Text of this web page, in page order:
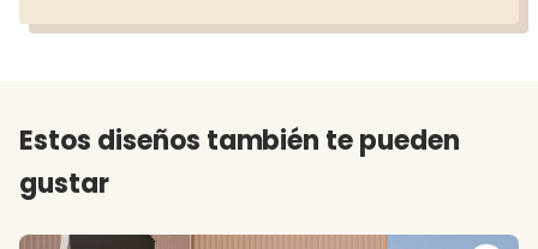
Estos diseños también te pueden
gustar